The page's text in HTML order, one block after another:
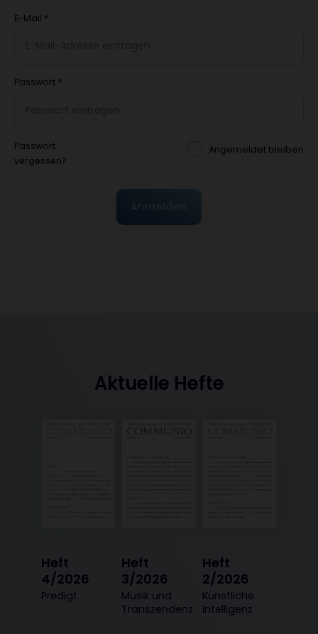
E-Mail *
Passwort *
Passwort
vergessen?
Angemeldet bleiben
Anmelden
Aktuelle Hefte
Heft
4/2026
:
Predigt
Heft
3/2026
:
Musik und
Transzendenz
Heft
2/2026
:
Künstliche
Intelligenz